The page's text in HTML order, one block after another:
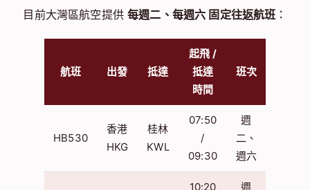
目前大灣區航空提供每週二、每週六 固定往返航班 ：
航班 出發 抵達
起飛 /
抵達
時間
班次
HB530
香港
HKG
桂林
KWL
07:50
/
09:30
週
二、
週六
10:20
週